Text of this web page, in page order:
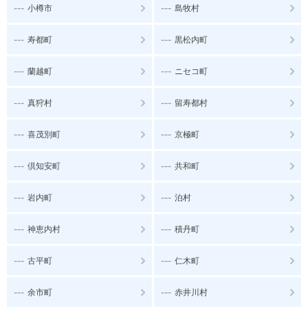
--- 小樽市 --- 島牧村
--- 寿都町 --- 黒松内町
--- 蘭越町 --- ニセコ町
--- 真狩村 --- 留寿都村
--- 喜茂別町 --- 京極町
--- 倶知安町 --- 共和町
--- 岩内町 --- 泊村
--- 神恵内村 --- 積丹町
--- 古平町 --- 仁木町
--- 余市町 --- 赤井川村